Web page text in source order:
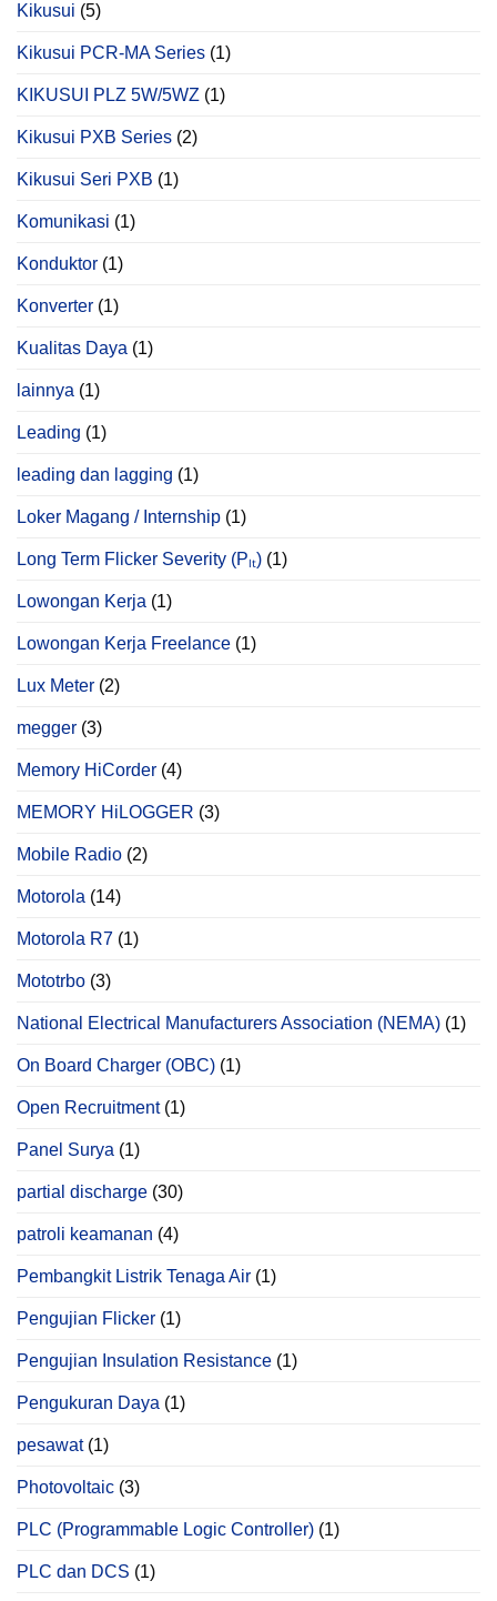
Kikusui (5)
Kikusui PCR‑MA Series (1)
KIKUSUI PLZ 5W/5WZ (1)
Kikusui PXB Series (2)
Kikusui Seri PXB (1)
Komunikasi (1)
Konduktor (1)
Konverter (1)
Kualitas Daya (1)
lainnya (1)
Leading (1)
leading dan lagging (1)
Loker Magang / Internship (1)
Long Term Flicker Severity (Pₗₜ) (1)
Lowongan Kerja (1)
Lowongan Kerja Freelance (1)
Lux Meter (2)
megger (3)
Memory HiCorder (4)
MEMORY HiLOGGER (3)
Mobile Radio (2)
Motorola (14)
Motorola R7 (1)
Mototrbo (3)
National Electrical Manufacturers Association (NEMA) (1)
On Board Charger (OBC) (1)
Open Recruitment(1)
Panel Surya (1)
partial discharge (30)
patroli keamanan (4)
Pembangkit Listrik Tenaga Air (1)
Pengujian Flicker (1)
Pengujian Insulation Resistance (1)
Pengukuran Daya (1)
pesawat(1)
Photovoltaic (3)
PLC (Programmable Logic Controller) (1)
PLC dan DCS (1)